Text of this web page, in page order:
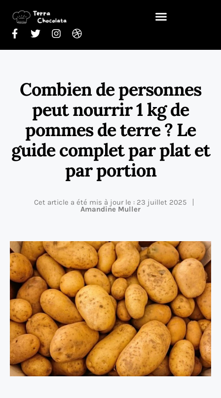
Combien de personnes
peut nourrir 1 kg de
pommes de terre ? Le
guide complet par plat et
par portion
Cet article a été mis à jour le : 23 juillet 2025
Amandine Muller